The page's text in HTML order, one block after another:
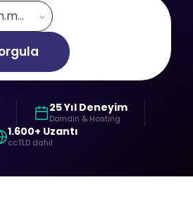
.com.mm
25 Yıl Deneyim
Domain & Hosting
1.600+ Uzantı
ccTLD dahil